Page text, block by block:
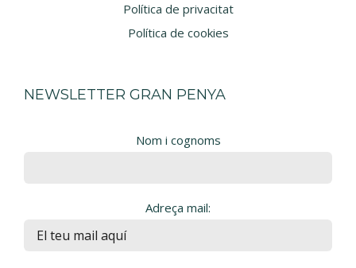
Política de privacitat
Política de cookies
NEWSLETTER GRAN PENYA
Nom i cognoms
Adreça mail: